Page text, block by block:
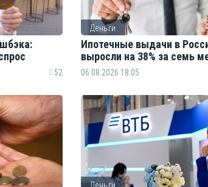
52
Деньги
Ипотечные выдачи в
выросли на 38% за семь
06.08.2026 18:05